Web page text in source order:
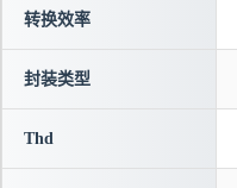
转换效率
封装类型
Thd